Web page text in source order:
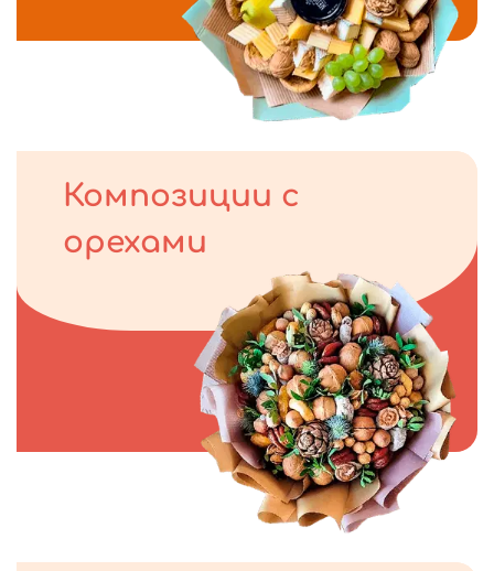
Композиции с
орехами